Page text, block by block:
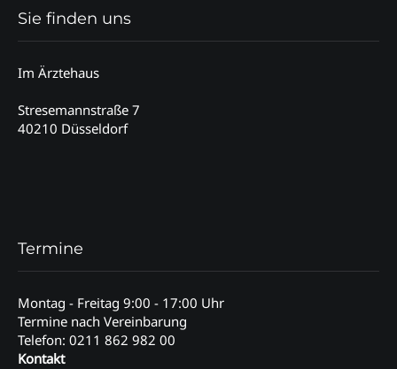
Sie finden uns
Im Ärztehaus
Stresemannstraße 7
40210 Düsseldorf
Termine
Montag - Freitag 9:00 - 17:00 Uhr
Termine nach Vereinbarung
Telefon: 0211 862 982 00
Kontakt